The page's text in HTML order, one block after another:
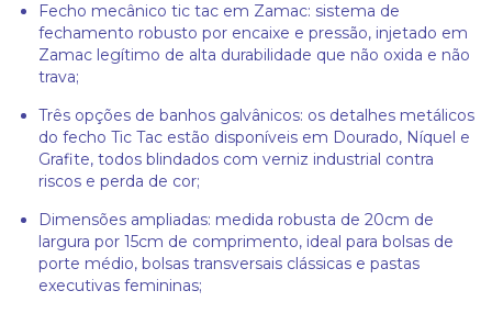
Fecho mecânico tic tac em Zamac: sistema de
fechamento robusto por encaixe e pressão, injetado em
Zamac legítimo de alta durabilidade que não oxida e não
trava;
Três opções de banhos galvânicos: os detalhes metálicos
do fecho Tic Tac estão disponíveis em Dourado, Níquel e
Grafite, todos blindados com verniz industrial contra
riscos e perda de cor;
Dimensões ampliadas: medida robusta de 20cm de
largura por 15cm de comprimento, ideal para bolsas de
porte médio, bolsas transversais clássicas e pastas
executivas femininas;